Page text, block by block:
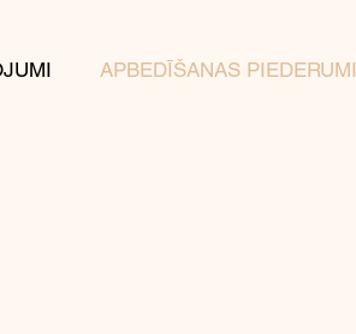
APBEDĪŠANAS PIEDERUMI